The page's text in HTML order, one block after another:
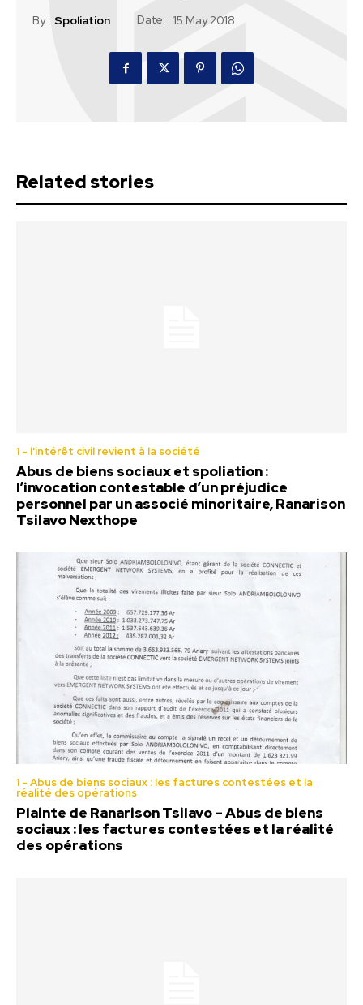
By: Spoliation Date: 15 May 2018
Related stories
1 - l'intérêt civil revient à la société
Abus de biens sociaux et spoliation :
l’invocation contestable d’un préjudice
personnel par un associé minoritaire, Ranarison
Tsilavo Nexthope
1 - Abus de biens sociaux : les factures contestées et la
réalité des opérations
Plainte de Ranarison Tsilavo – Abus de biens
sociaux : les factures contestées et la réalité
des opérations